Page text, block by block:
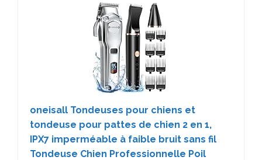
oneisall Tondeuses pour chiens et
tondeuse pour pattes de chien 2 en 1,
IPX7 imperméable à faible bruit sans fil
Tondeuse Chien Professionnelle Poil